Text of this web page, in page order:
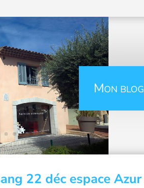
Mon blog
22 déc espace